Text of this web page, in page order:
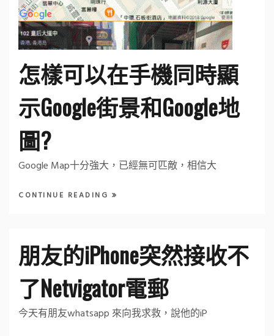
怎樣可以在手機同時顯
示Google街景和Google地
圖?
Google Map十分強大，已經無可匹敵，相信大
CONTINUE READING
朋友的iPhone突然接收不
了Netvigator電郵
今天有朋友whatsapp 來向我求救，說他的iP